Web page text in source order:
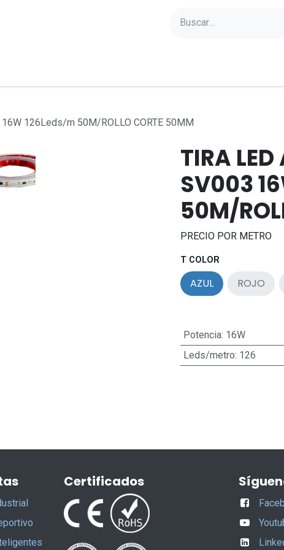
126Leds/m 50M/ROLLO CORTE 50MM
TIRA
SV003
50M/
PRECIO POR METRO
T COLOR
AZUL ROJO
Potencia: 16W
Leds/metro: 126
Certificados